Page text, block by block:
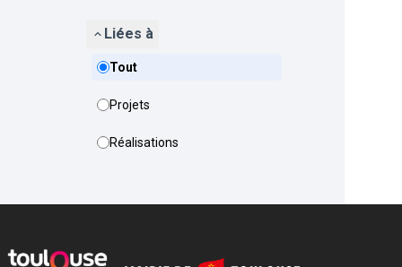
Liées à
Tout
Projets
Réalisations